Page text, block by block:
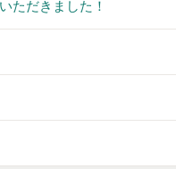
ただきました！